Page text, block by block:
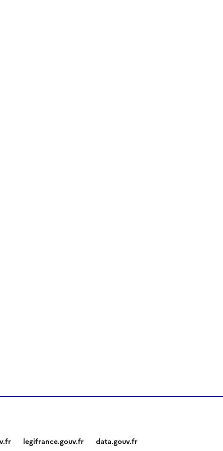
legifrance.gouv.fr data.gouv.fr